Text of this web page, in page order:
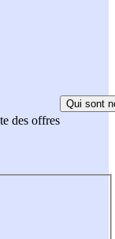
des offres
Qui sont